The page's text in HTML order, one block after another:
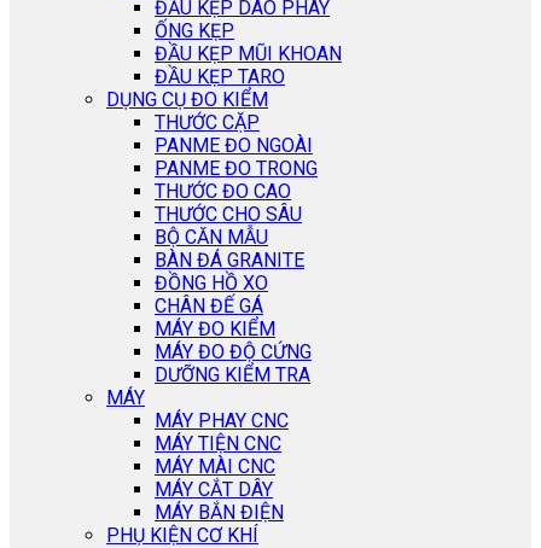
ĐẦU KẸP DAO PHAY
ỐNG KẸP
ĐẦU KẸP MŨI KHOAN
ĐẦU KẸP TARO
DỤNG CỤ ĐO KIỂM
THƯỚC CẶP
PANME ĐO NGOÀI
PANME ĐO TRONG
THƯỚC ĐO CAO
THƯỚC CHO SÂU
BỘ CĂN MẪU
BÀN ĐÁ GRANITE
ĐỒNG HỒ XO
CHÂN ĐẾ GÁ
MÁY ĐO KIỂM
MÁY ĐO ĐỘ CỨNG
DƯỠNG KIỂM TRA
MÁY
MÁY PHAY CNC
MÁY TIỆN CNC
MÁY MÀI CNC
MÁY CẮT DÂY
MÁY BẮN ĐIỆN
PHỤ KIỆN CƠ KHÍ